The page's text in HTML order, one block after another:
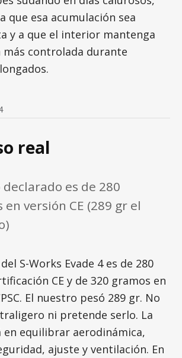
que esa acumulación sea
y a que el interior mantenga
más controlada durante
real
declarado es de 280
en versión CE (289 gr el
S-Works Evade 4 es de 280
CE y de 320 gramos en
El nuestro pesó 289 gr. No
ni pretende serlo. La
equilibrar aerodinámica,
ajuste y ventilación. En